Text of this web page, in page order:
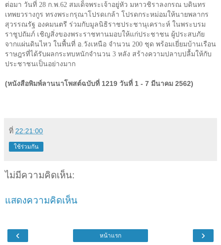
ต่อมา วันที่ 28 ก.พ.62 สมเด็จพระเจ้าอยู่หัว มหาวชิราลงกรณ บดินทร
เทพยวรางกูร ทรงพระกรุณาโปรดเกล้า โปรดกระหม่อมให้นายพลากร
สุวรรณรัฐ องคมนตรี ร่วมกับมูลนิธิราชประชานุเคราะห์ ในพระบรม
ราชูปถัมภ์ เชิญสิ่งของพระราชทานมอบให้แก่ประชาชน ผู้ประสบภัย
จากแผ่นดินไหว ในพื้นที่ อ.วังเหนือ จำนวน 200 ชุด พร้อมเยี่ยมบ้านเรือน
ราษฎรที่ได้รับผลกระทบหนักจำนวน 3 หลัง สร้างความปลาบปลื้มให้กับ
ประชาชนเป็นอย่างมาก
(หนังสือพิมพ์ลานนาโพสต์ฉบับที่ 1219 วันที่ 1 - 7 มีนาคม 2562)
ที่ 22:21:00
ใช้ร่วมกัน
ไม่มีความคิดเห็น:
แสดงความคิดเห็น
‹ ›
หน้าแรก